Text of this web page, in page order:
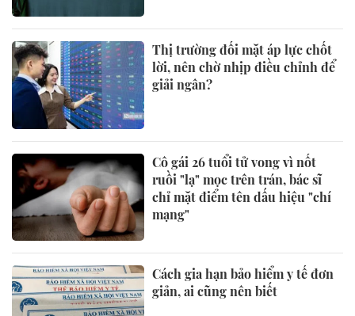
Thị trường đối mặt áp lực chốt
lời, nên chờ nhịp điều chỉnh để
giải ngân?
Cô gái 26 tuổi tử vong vì nốt
ruồi "lạ" mọc trên trán, bác sĩ
chỉ mặt điểm tên dấu hiệu "chí
mạng"
Cách gia hạn bảo hiểm y tế đơn
giản, ai cũng nên biết